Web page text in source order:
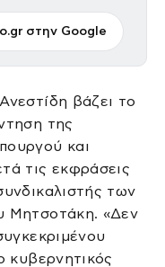
στην Google
βάζει το
της
και
τις εκφράσεις
των
Μητσοτάκη. «Δεν
κυβερνητικός